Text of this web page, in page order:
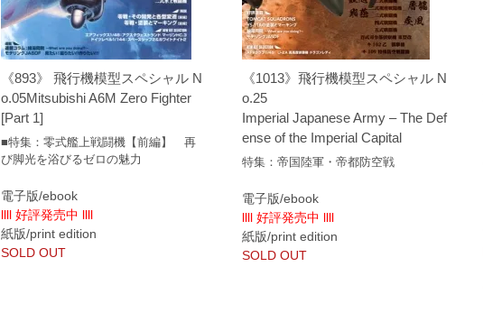
《893》 飛行機模型スペシャル N
o.05Mitsubishi A6M Zero Fighter
[Part 1]
■特集：零式艦上戦闘機【前編】 再
び脚光を浴びるゼロの魅力
電子版/ebook
llll 好評発売中 llll
紙版/print edition
SOLD OUT
《1013》飛行機模型スペシャル N
o.25
Imperial Japanese Army – The Def
ense of the Imperial Capital
特集：帝国陸軍・帝都防空戦
電子版/ebook
llll 好評発売中 llll
紙版/print edition
SOLD OUT